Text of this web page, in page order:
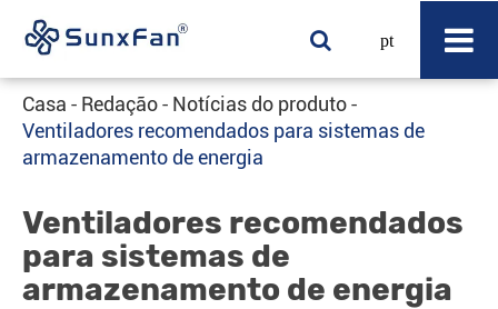
pt
Casa Redação
Notícias do produto
Ventiladores recomendados para sistemas de
armazenamento de energia
Ventiladores recomendados
para sistemas de
armazenamento de energia